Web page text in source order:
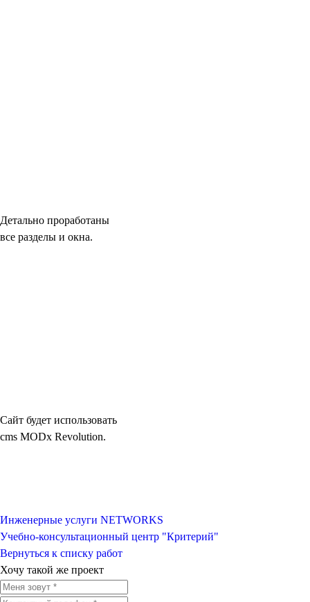
Детально проработаны
все разделы и окна.
Сайт будет использовать
cms MODx Revolution.
Инженерные услуги NETWORKS
Учебно-консультационный центр "Критерий"
Вернуться к списку работ
Хочу такой же проект